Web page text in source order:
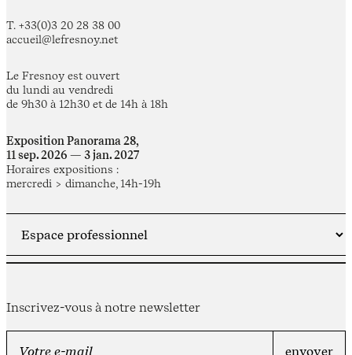
T. +33(0)3 20 28 38 00
accueil@lefresnoy.net
Le Fresnoy est ouvert
du lundi au vendredi
de 9h30 à 12h30 et de 14h à 18h
Exposition Panorama 28,
11 sep. 2026 — 3 jan. 2027
Horaires expositions :
mercredi > dimanche, 14h-19h
Inscrivez-vous à notre newsletter